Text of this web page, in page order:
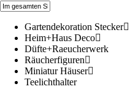
Gartendekoration Stecker
Heim+Haus Deco
Düfte+Raeucherwerk
Räucherfiguren
Miniatur Häuser
Teelichthalter